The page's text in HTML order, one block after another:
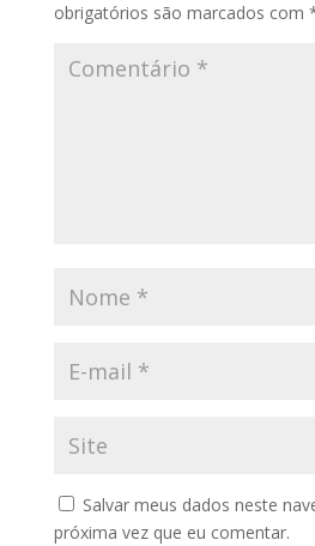
obrigatórios são marcados com
Salvar meus dados neste
próxima vez que eu comentar.